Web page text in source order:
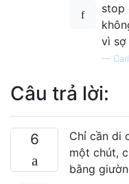
stop
vì sợ
—
Câu trả lời:
6
Chỉ cần di
một chút,
bằng